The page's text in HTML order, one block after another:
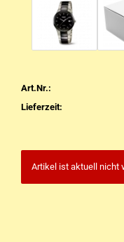
Art.Nr.:
Lieferzeit:
Artikel ist aktuell nicht